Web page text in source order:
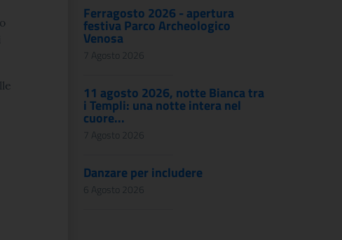
Ferragosto 2026 - apertura
festiva Parco Archeologico
Venosa
7 Agosto 2026
11 agosto 2026, notte Bianca tra
i Templi: una notte intera nel
cuore...
7 Agosto 2026
Danzare per includere
6 Agosto 2026